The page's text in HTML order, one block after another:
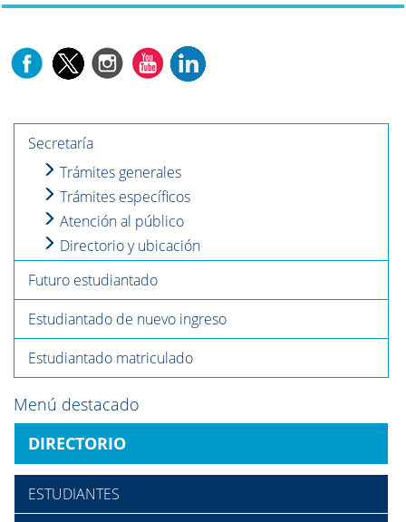
Secretaría
Trámites generales
Trámites específicos
Atención al público
Directorio y ubicación
Futuro estudiantado
Estudiantado de nuevo ingreso
Estudiantado matriculado
Menú destacado
DIRECTORIO
ESTUDIANTES